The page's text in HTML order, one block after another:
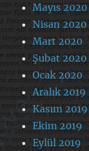
Mayıs 2020
Nisan 2020
Mart 2020
Şubat 2020
Ocak 2020
Aralık 2019
Kasım 2019
Ekim 2019
Eylül 2019